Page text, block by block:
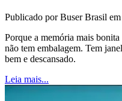
Publicado por Buser Brasil
Porque a memória mais
não tem embalagem. Tem
bem e descansado.
Leia mais...